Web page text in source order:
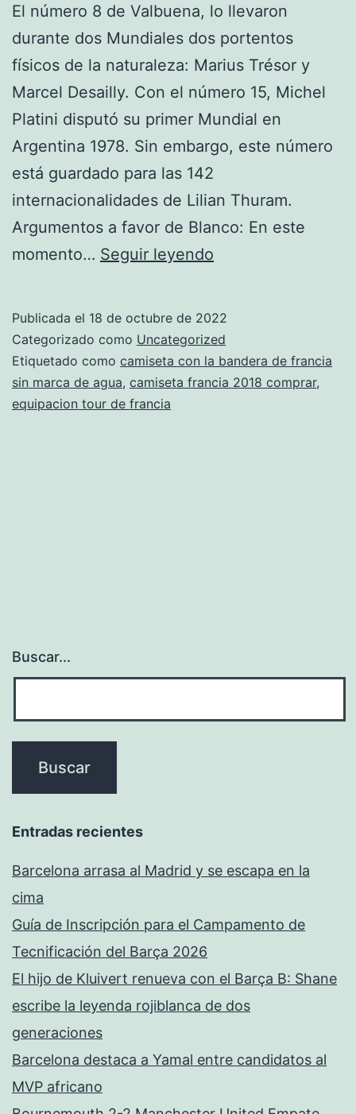
El número 8 de Valbuena, lo llevaron
durante dos Mundiales dos portentos
físicos de la naturaleza: Marius Trésor y
Marcel Desailly. Con el número 15, Michel
Platini disputó su primer Mundial en
Argentina 1978. Sin embargo, este número
está guardado para las 142
internacionalidades de Lilian Thuram.
Argumentos a favor de Blanco: En este
momento… Seguir leyendo
francia
Publicada el 18 de octubre de 2022
Categorizado como Uncategorized
Etiquetado como camiseta con la bandera de francia
sin marca de agua, camiseta francia 2018 comprar,
equipacion tour de francia
Buscar...
Entradas recientes
Barcelona arrasa al Madrid y se escapa en la
cima
Guía de Inscripción para el Campamento de
Tecnificación del Barça 2026
El hijo de Kluivert renueva con el Barça B: Shane
escribe la leyenda rojiblanca de dos
generaciones
Barcelona destaca a Yamal entre candidatos al
MVP africano